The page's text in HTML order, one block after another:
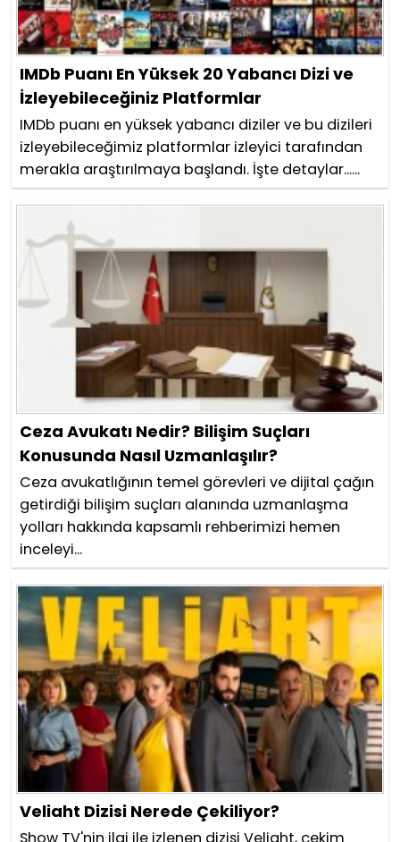
IMDb Puanı En Yüksek 20 Yabancı Dizi ve
İzleyebileceğiniz Platformlar
IMDb puanı en yüksek yabancı diziler ve bu dizileri
izleyebileceğimiz platformlar izleyici tarafından
merakla araştırılmaya başlandı. İşte detaylar......
Ceza Avukatı Nedir? Bilişim Suçları
Konusunda Nasıl Uzmanlaşılır?
Ceza avukatlığının temel görevleri ve dijital çağın
getirdiği bilişim suçları alanında uzmanlaşma
yolları hakkında kapsamlı rehberimizi hemen
inceleyi...
Veliaht Dizisi Nerede Çekiliyor?
Show TV'nin ilgi ile izlenen dizisi Veliaht, çekim